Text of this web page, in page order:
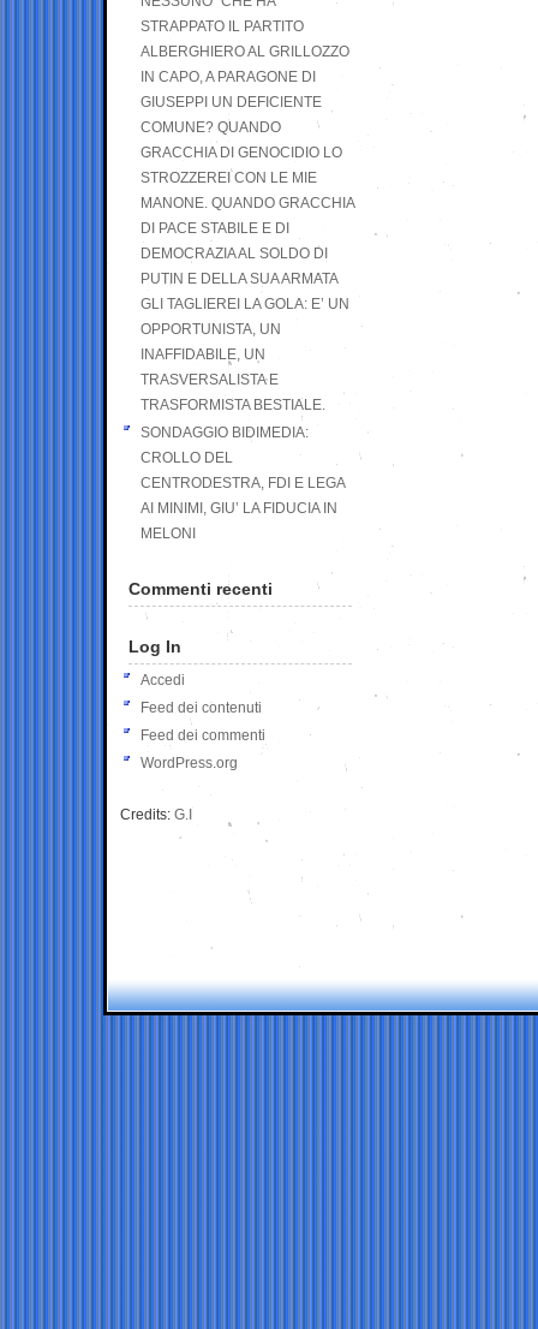
STRAPPATO IL PARTITO
ALBERGHIERO AL GRILLOZZO
IN CAPO, A PARAGONE DI
GIUSEPPI UN DEFICIENTE
COMUNE? QUANDO
GRACCHIA DI GENOCIDIO LO
STROZZEREI CON LE MIE
MANONE. QUANDO GRACCHIA
DI PACE STABILE E DI
DEMOCRAZIA AL SOLDO DI
PUTIN E DELLA SUA ARMATA
GLI TAGLIEREI LA GOLA: E’ UN
OPPORTUNISTA, UN
INAFFIDABILE, UN
TRASVERSALISTA E
TRASFORMISTA BESTIALE.
SONDAGGIO BIDIMEDIA:
CROLLO DEL
CENTRODESTRA, FDI E LEGA
AI MINIMI, GIU’ LA FIDUCIA IN
MELONI
Commenti recenti
Log In
Accedi
Feed dei contenuti
Feed dei commenti
WordPress.org
Credits: G.I